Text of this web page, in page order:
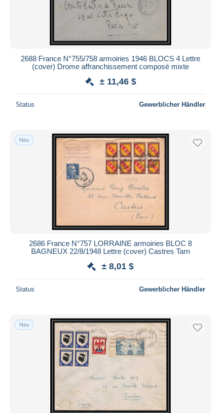
2688 France N°755/758 armoiries 1946 BLOCS 4 Lettre
(cover) Drome affranchissement composé mixte
± 11,46 $
Status Gewerblicher Händler
Neu
2686 France N°757 LORRAINE armoiries BLOC 8
BAGNEUX 22/8/1948 Lettre (cover) Castres Tarn
± 8,01 $
Status Gewerblicher Händler
Neu